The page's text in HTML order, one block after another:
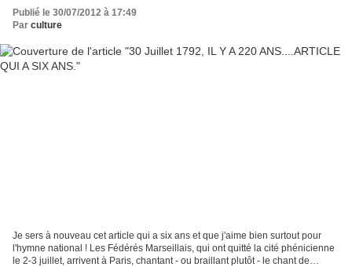
Publié le 30/07/2012 à 17:49
Par culture
Je sers à nouveau cet article qui a six ans et que j'aime bien surtout pour
l'hymne national ! Les Fédérés Marseillais, qui ont quitté la cité phénicienne
le 2-3 juillet, arrivent à Paris, chantant - ou braillant plutôt - le chant de